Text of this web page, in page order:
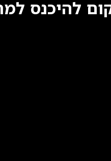
להיכנס